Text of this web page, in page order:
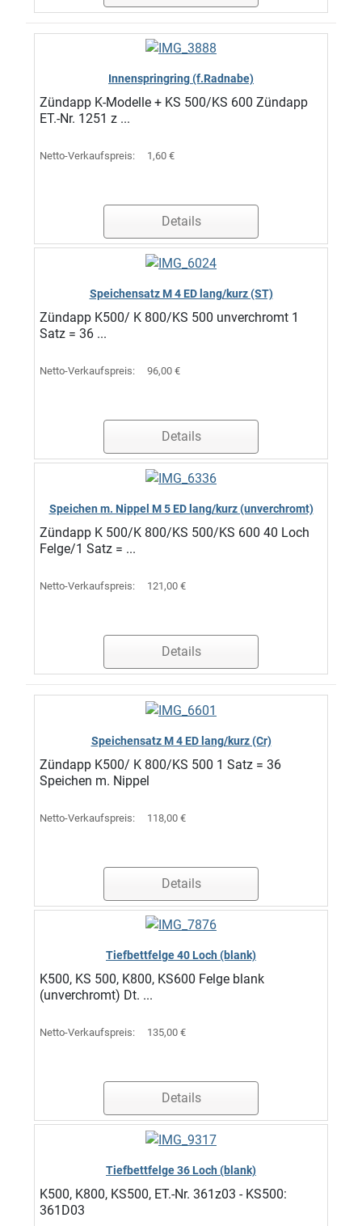
Innenspringring (f.Radnabe)
Zündapp K-Modelle + KS 500/KS 600 Zündapp
ET.-Nr. 1251 z ...
Netto-Verkaufspreis: 1,60 €
Details
Speichensatz M 4 ED lang/kurz (ST)
Zündapp K500/ K 800/KS 500 unverchromt 1
Satz = 36 ...
Netto-Verkaufspreis: 96,00 €
Details
Speichen m. Nippel M 5 ED lang/kurz (unverchromt)
Zündapp K 500/K 800/KS 500/KS 600 40 Loch
Felge/1 Satz = ...
Netto-Verkaufspreis: 121,00 €
Details
Speichensatz M 4 ED lang/kurz (Cr)
Zündapp K500/ K 800/KS 500 1 Satz = 36
Speichen m. Nippel
Netto-Verkaufspreis: 118,00 €
Details
Tiefbettfelge 40 Loch (blank)
K500, KS 500, K800, KS600 Felge blank
(unverchromt) Dt. ...
Netto-Verkaufspreis: 135,00 €
Details
Tiefbettfelge 36 Loch (blank)
K500, K800, KS500, ET.-Nr. 361z03 - KS500:
361D03